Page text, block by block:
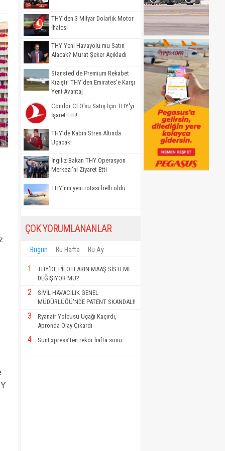
THY’den 3 Milyar Dolarlık Motor
İhalesi
THY Yeni Havayolu mu Satın
Alacak? Murat Şeker Açıkladı
Stansted'de Premium Rekabet
Kızıştı! THY'den Emirates'e Karşı
Yeni Avantaj
Condor CEO'su Satış İçin THY'yi
İşaret Etti!
THY’de Kabin Stres Altında
Uçacak!
İngiliz Bakan THY Operasyon
Merkezi'ni Ziyaret Etti
THY'nin yeni rotası belli oldu
ÇOK YORUMLANANLAR
Bugün Bu Hafta Bu Ay
1
THY’DE PİLOTLARIN MAAŞ SİSTEMİ
DEĞİŞİYOR MU?
2
SİVİL HAVACILIK GENEL
MÜDÜRLÜĞÜ'NDE PATENT SKANDALI!
3
Ryanair Yolcusu Uçağı Kaçırdı,
Apronda Olay Çıkardı
4 SunExpress’ten rekor hafta sonu